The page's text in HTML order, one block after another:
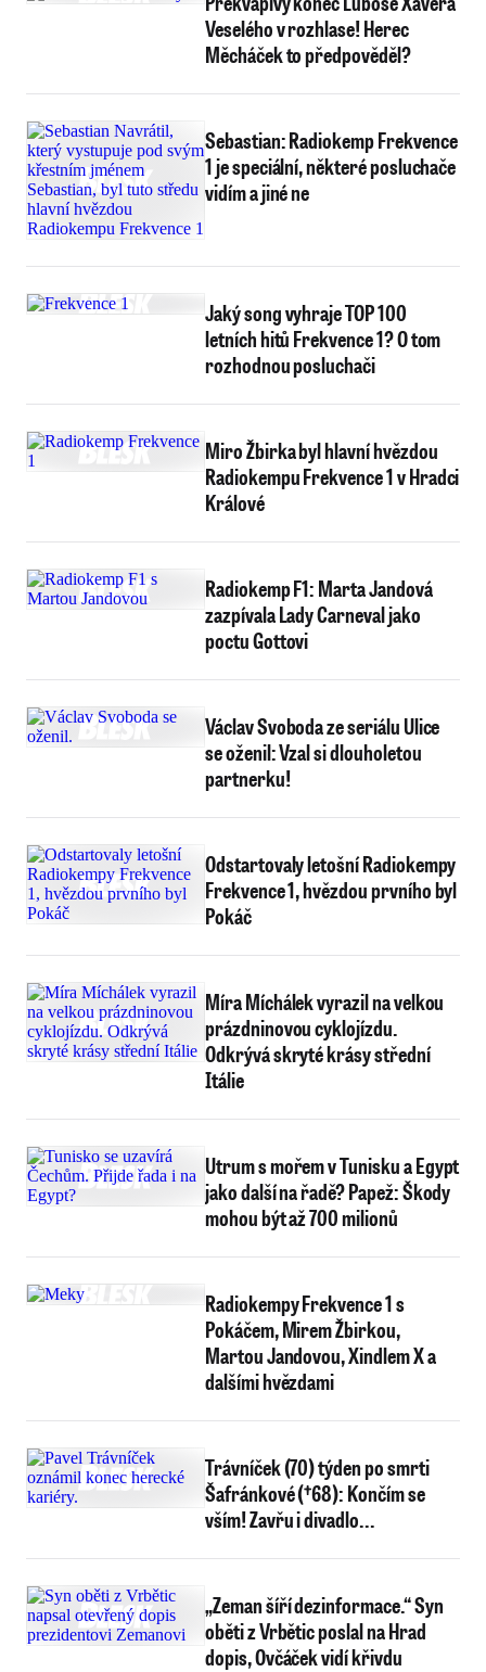
Veselého v rozhlase! Herec
Měcháček to předpověděl?
Sebastian: Radiokemp Frekvence
1 je speciální, některé posluchače
vidím a jiné ne
Jaký song vyhraje TOP 100
letních hitů Frekvence 1? O tom
rozhodnou posluchači
Miro Žbirka byl hlavní hvězdou
Radiokempu Frekvence 1 v Hradci
Králové
Radiokemp F1: Marta Jandová
zazpívala Lady Carneval jako
poctu Gottovi
Václav Svoboda ze seriálu Ulice
se oženil: Vzal si dlouholetou
partnerku!
Odstartovaly letošní Radiokempy
Frekvence 1, hvězdou prvního byl
Pokáč
Míra Míchálek vyrazil na velkou
prázdninovou cyklojízdu.
Odkrývá skryté krásy střední
Itálie
Utrum s mořem v Tunisku a Egypt
jako další na řadě? Papež: Škody
mohou být až 700 milionů
Radiokempy Frekvence 1 s
Pokáčem, Mirem Žbirkou,
Martou Jandovou, Xindlem X a
dalšími hvězdami
Trávníček (70) týden po smrti
Šafránkové (†68): Končím se
vším! Zavřu i divadlo...
„Zeman šíří dezinformace.“ Syn
oběti z Vrbětic poslal na Hrad
dopis, Ovčáček vidí křivdu